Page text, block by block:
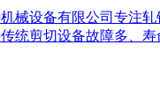
械设备有限公司专注
统剪切设备故障多、寿